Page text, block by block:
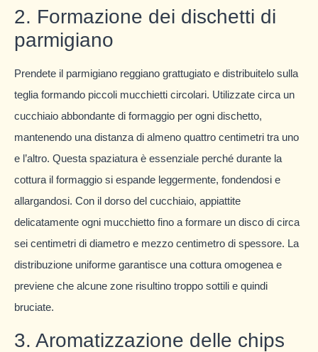
2. Formazione dei dischetti di
parmigiano
Prendete il parmigiano reggiano grattugiato e distribuitelo sulla
teglia formando piccoli mucchietti circolari. Utilizzate circa un
cucchiaio abbondante di formaggio per ogni dischetto,
mantenendo una distanza di almeno quattro centimetri tra uno
e l’altro. Questa spaziatura è essenziale perché durante la
cottura il formaggio si espande leggermente, fondendosi e
allargandosi. Con il dorso del cucchiaio, appiattite
delicatamente ogni mucchietto fino a formare un disco di circa
sei centimetri di diametro e mezzo centimetro di spessore. La
distribuzione uniforme garantisce una cottura omogenea e
previene che alcune zone risultino troppo sottili e quindi
bruciate.
3. Aromatizzazione delle chips